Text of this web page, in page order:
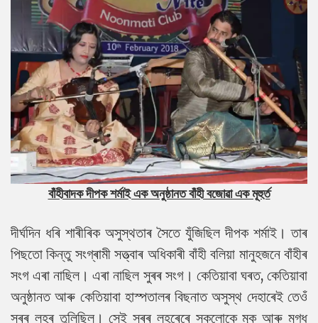
বাঁহীবাদক দীপক শৰ্মাই এক অনুষ্ঠানত বাঁহী বজোৱা এক মূহুৰ্ত
দীৰ্ঘদিন ধৰি শাৰীৰিক অসুস্থতাৰ সৈতে যুঁজিছিল দীপক শৰ্মাই। তাৰ
পিছতো কিন্তু সংগ্ৰামী সত্ত্বাৰ অধিকাৰী বাঁহী বলিয়া মানুহজনে বাঁহীৰ
সংগ এৰা নাছিল। এৰা নাছিল সুৰৰ সংগ। কেতিয়াবা ঘৰত, কেতিয়াবা
অনুষ্ঠানত আৰু কেতিয়াবা হাস্পতালৰ বিছনাত অসুস্থ দেহাৰেই তেওঁ
সুৰৰ লহৰ তুলিছিল। সেই সুৰৰ লহৰেৰে সকলোকে মূক আৰু মুগ্ধ